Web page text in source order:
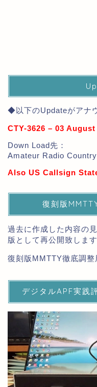
◆以下のUpdateがアナ
CTY-3626 – 03 August
Down Load先：
Amateur Radio
Also US Callsign
復刻版
過去に作成した内容の
版として再公開致します
復刻版MMTTY徹底調整
デジタルAPF実践